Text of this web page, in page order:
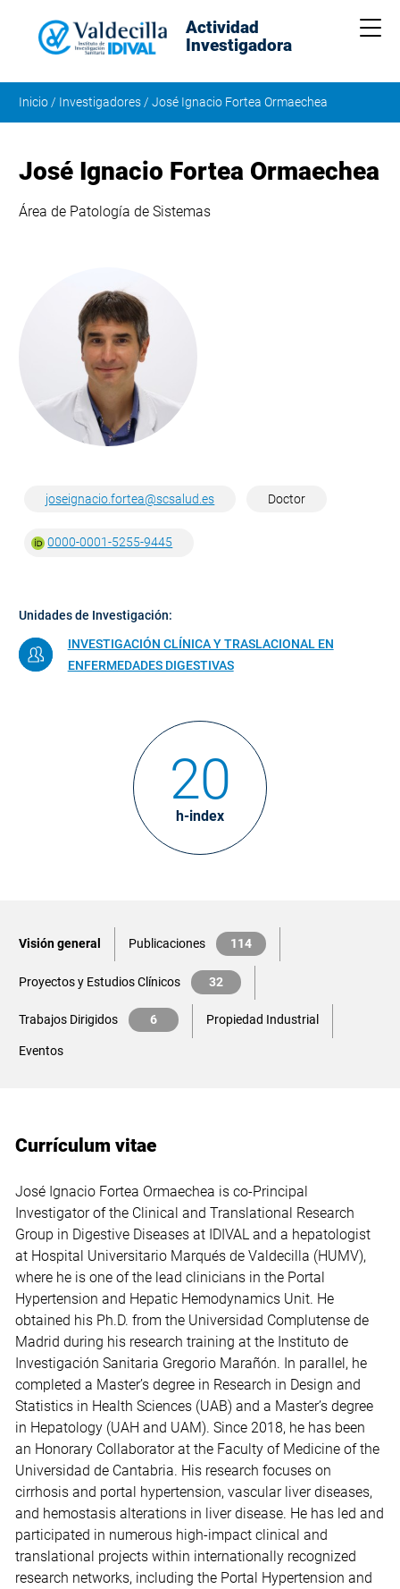
Actividad
Investigadora
Inicio / Investigadores / José Ignacio Fortea Ormaechea
José Ignacio Fortea Ormaechea
Área de Patología de Sistemas
joseignacio.fortea@scsalud.es Doctor
0000-0001-5255-9445
Unidades de Investigación:
INVESTIGACIÓN CLÍNICA Y TRASLACIONAL EN
ENFERMEDADES DIGESTIVAS
h-index
20
Visión general Publicaciones 114
Proyectos y Estudios Clínicos 32
Trabajos Dirigidos 6 Propiedad Industrial
Eventos
Currículum vitae
José Ignacio Fortea Ormaechea is co-Principal
Investigator of the Clinical and Translational Research
Group in Digestive Diseases at IDIVAL and a hepatologist
at Hospital Universitario Marqués de Valdecilla (HUMV),
where he is one of the lead clinicians in the Portal
Hypertension and Hepatic Hemodynamics Unit. He
obtained his Ph.D. from the Universidad Complutense de
Madrid during his research training at the Instituto de
Investigación Sanitaria Gregorio Marañón. In parallel, he
completed a Master’s degree in Research in Design and
Statistics in Health Sciences (UAB) and a Master’s degree
in Hepatology (UAH and UAM). Since 2018, he has been
an Honorary Collaborator at the Faculty of Medicine of the
Universidad de Cantabria. His research focuses on
cirrhosis and portal hypertension, vascular liver diseases,
and hemostasis alterations in liver disease. He has led and
participated in numerous high-impact clinical and
translational projects within internationally recognized
research networks, including the Portal Hypertension and